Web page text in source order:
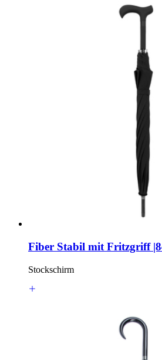
Fiber Stabil mit Fritzgriff
Stockschirm